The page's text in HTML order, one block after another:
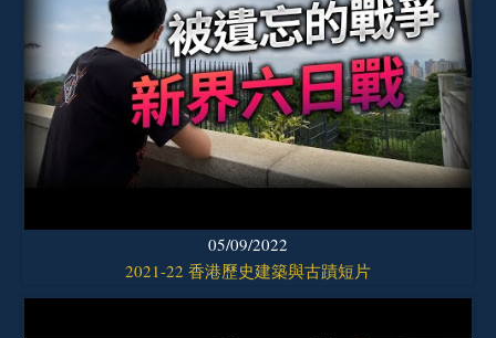
05/09/2022
2021-22 香港歷史建築與古蹟短片